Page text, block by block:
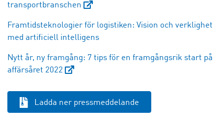
transportbranschen
Framtidsteknologier för logistiken: Vision och verklighet
med artificiell intelligens
Nytt år, ny framgång: 7 tips för en framgångsrik start på
affärsåret 2022
Ladda ner pressmeddelande